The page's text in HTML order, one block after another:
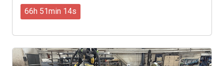
66h 51min 12s